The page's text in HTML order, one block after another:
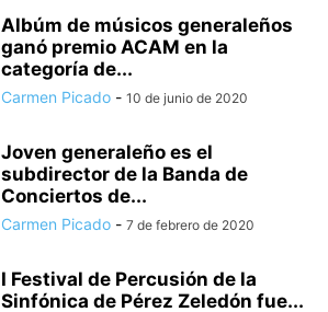
Albúm de músicos generaleños
ganó premio ACAM en la
categoría de...
Carmen Picado - 10 de junio de 2020
Joven generaleño es el
subdirector de la Banda de
Conciertos de...
Carmen Picado - 7 de febrero de 2020
I Festival de Percusión de la
Sinfónica de Pérez Zeledón fue...